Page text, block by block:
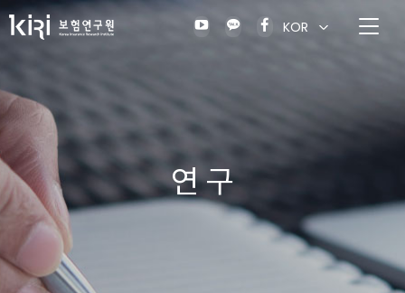
KOR
연 구